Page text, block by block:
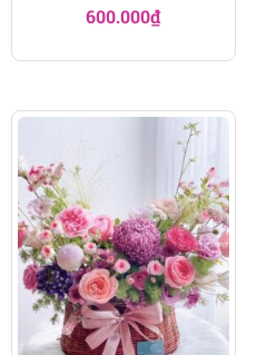
600.000₫